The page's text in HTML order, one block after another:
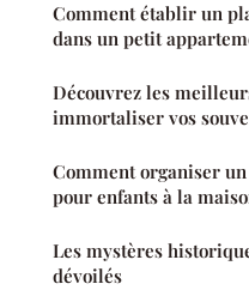
Comment établir un
dans un petit
Découvrez les
immortaliser vos
Comment organiser
pour enfants à la
Les mystères
dévoilés